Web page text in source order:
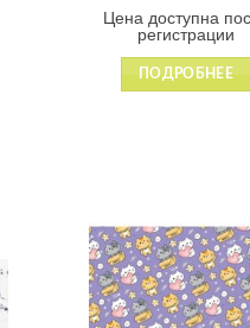
Цена доступна
регистрации
ПОДРОБНЕЕ
в